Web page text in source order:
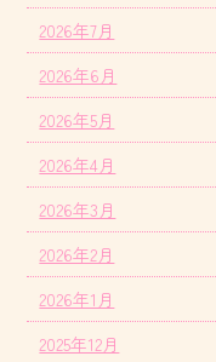
2026年7月
2026年6月
2026年5月
2026年4月
2026年3月
2026年2月
2026年1月
2025年12月